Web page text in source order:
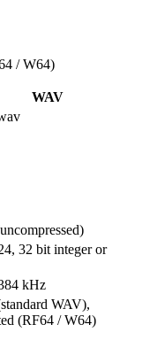
/ W64)
WAV
32 bit integer or
kHz
WAV),
(RF64 / W64)